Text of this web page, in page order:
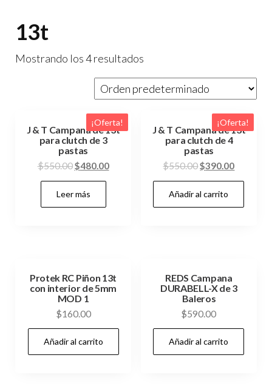
13t
Mostrando los 4 resultados
¡Oferta!
J & T Campana de 13t
para clutch de 3
pastas
$550.00El
precio
original
era:
$480.00El
Leer más
¡Oferta!
J & T Campana de 13t
para clutch de 4
pastas
$550.00El
precio
original
era:
$390.00El
precio
es:
Añadir al carrito
Protek RC Piñon 13t
con interior de 5mm
MOD 1
$160.00
Añadir al carrito
REDS Campana
DURABELL-X de 3
Baleros
$590.00
Añadir al carrito